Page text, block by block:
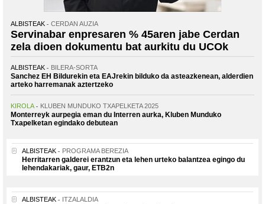
ALBISTEAK CERDAN AUZIA
Servinabar enpresaren % 45aren jabe Cerdan
zela dioen dokumentu bat aurkitu du UCOk
ALBISTEAK BILERA-SORTA
Sanchez EH Bildurekin eta EAJrekin bilduko da asteazkenean, alderdien
arteko harremanak aztertzeko
KIROLA KLUBEN MUNDUKO TXAPELKETA 2025
Monterreyk aurpegia eman du Interren aurka, Kluben Munduko
Txapelketan egindako debutean
ALBISTEAK PROGRAMA BEREZIA
Herritarren galderei erantzun eta lehen urteko balantzea egingo du
lehendakariak, gaur, ETB2n
ALBISTEAK ITZALALDIA